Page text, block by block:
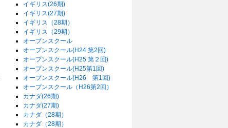
イギリス(26期)
イギリス(27期)
イギリス（28期）
イギリス（29期）
オープンスクール
オープンスクール(H24 第2回)
オープンスクール(H25 第２回)
オープンスクール(H25第1回)
オープンスクール(H26 第1回)
オープンスクール（H26第2回）
カナダ(26期)
カナダ(27期)
カナダ（28期）
カナダ（28期）